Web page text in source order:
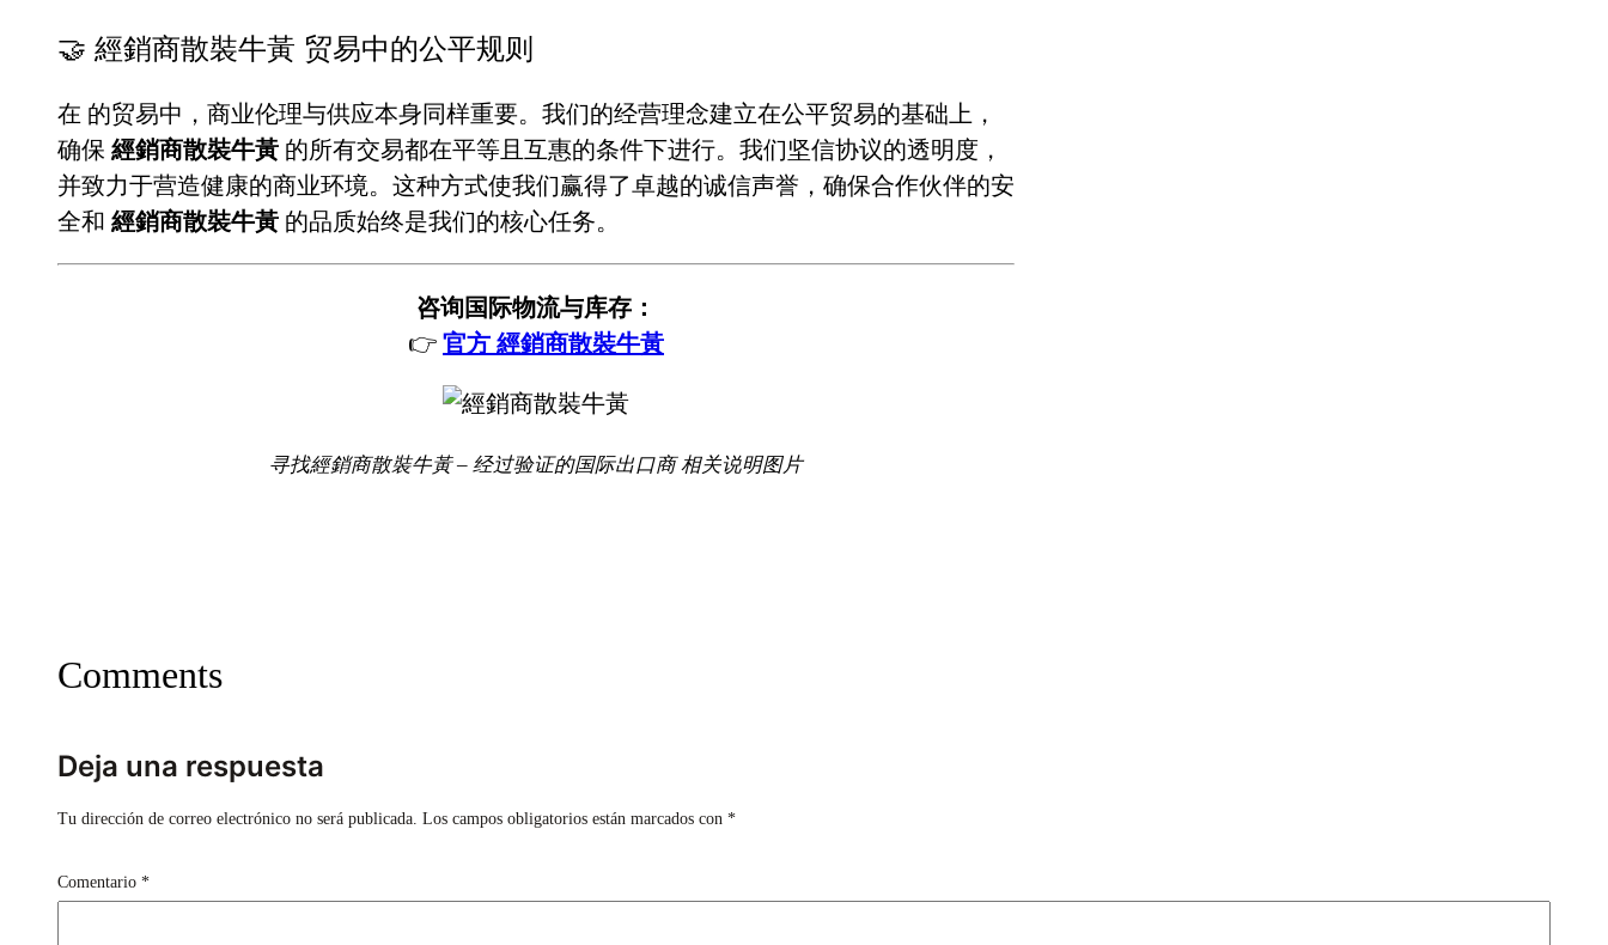
🤝 經銷商散裝牛黃 贸易中的公平规则
在 的贸易中，商业伦理与供应本身同样重要。我们的经营理念建立在公平贸易的基础上，
确保 經銷商散裝牛黃 的所有交易都在平等且互惠的条件下进行。我们坚信协议的透明度，
并致力于营造健康的商业环境。这种方式使我们赢得了卓越的诚信声誉，确保合作伙伴的安
全和 經銷商散裝牛黃 的品质始终是我们的核心任务。
咨询国际物流与库存：
👉 官方 經銷商散裝牛黃
寻找經銷商散裝牛黃 – 经过验证的国际出口商 相关说明图片
Comments
Deja una respuesta
Tu dirección de correo electrónico no será publicada. Los campos obligatorios están marcados con *
Comentario *